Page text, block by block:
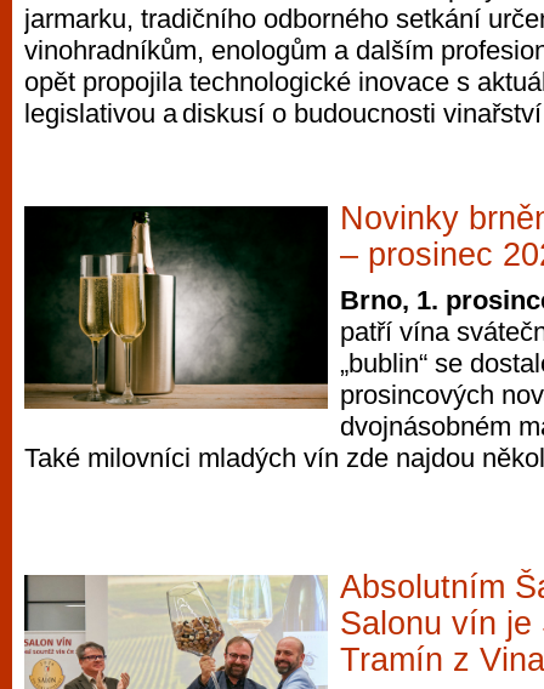
jarmarku, tradičního odborného setkání
vinohradníkům, enologům a dalším
opět propojila technologické inovace s
legislativou a diskusí o budoucnosti
Novinky
– prosinec
Brno, 1.
patří vína
„bublin“ se
prosincových
dvojnásobném
Také milovníci mladých vín zde najdou
Absolutním
Salonu vín je
Tramín z